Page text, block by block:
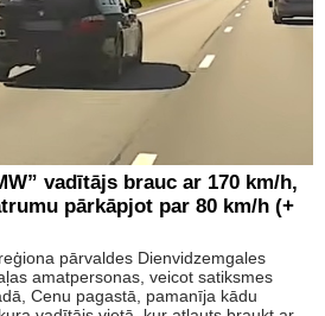
vadītājs brauc ar 170 km/h,
pārkāpjot par 80 km/h (+
pārvaldes Dienvidzemgales
amatpersonas, veicot satiksmes
Cenu pagastā, pamanīja kādu